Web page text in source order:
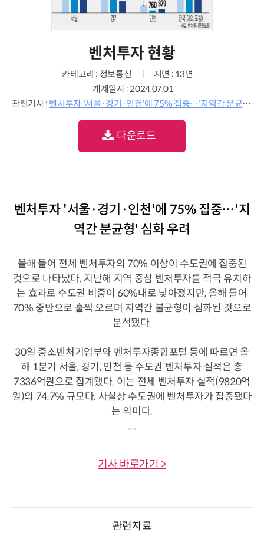
벤처투자 현황
카테고리 : 정보통신
지면 : 13면
개제일자 : 2024.07.01
관련기사 : 벤처투자 '서울·경기·인천'에 75% 집중…'지역간 분균형' 심화 우려
다운로드
벤처투자 '서울·경기·인천'에 75% 집중…'지
역간 분균형' 심화 우려
올해 들어 전체 벤처투자의 70% 이상이 수도권에 집중된
것으로 나타났다. 지난해 지역 중심 벤처투자를 적극 유치하
는 효과로 수도권 비중이 60%대로 낮아졌지만, 올해 들어
70% 중반으로 훌쩍 오르며 지역간 불균형이 심화된 것으로
분석됐다.
30일 중소벤처기업부와 벤처투자종합포털 등에 따르면 올
해 1분기 서울, 경기, 인천 등 수도권 벤처투자 실적은 총
7336억원으로 집계됐다. 이는 전체 벤처투자 실적(9820억
원)의 74.7% 규모다. 사실상 수도권에 벤처투자가 집중됐다
는 의미다.
....
기사 바로가기 >
관련자료